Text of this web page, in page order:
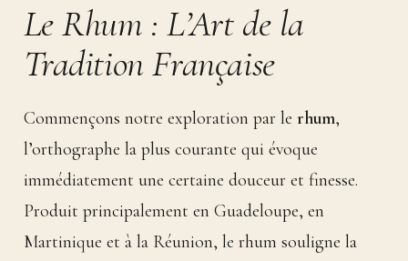
Le Rhum : L’Art de la
Tradition Française
Commençons notre exploration par le rhum,
l’orthographe la plus courante qui évoque
immédiatement une certaine douceur et finesse.
Produit principalement en Guadeloupe, en
Martinique et à la Réunion, le rhum souligne la